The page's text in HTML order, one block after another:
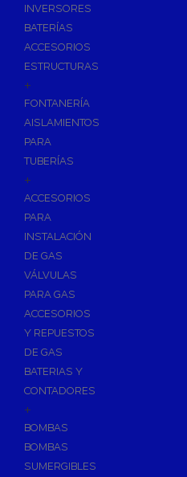
INVERSORES
BATERÍAS
ACCESORIOS
ESTRUCTURAS
+
FONTANERÍA
AISLAMIENTOS
PARA
TUBERÍAS
+
ACCESORIOS
PARA
INSTALACIÓN
DE GAS
VÁLVULAS
PARA GAS
ACCESORIOS
Y REPUESTOS
DE GAS
BATERIAS Y
CONTADORES
+
BOMBAS
BOMBAS
SUMERGIBLES